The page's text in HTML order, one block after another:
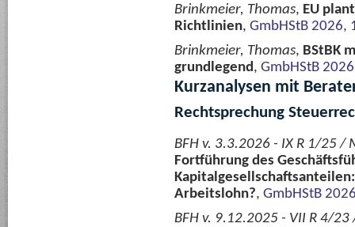
Brinkmeier, Thomas, EU
Richtlinien, GmbHStB 2026,
Brinkmeier, Thomas, BStBK
grundlegend, GmbHStB
Kurzanalysen mit
Rechtsprechung
BFH v. 3.3.2026 - IX R 1/25 /
Fortführung des
Arbeitslohn?, GmbHStB
BFH v. 9.12.2025 - VII R 4/